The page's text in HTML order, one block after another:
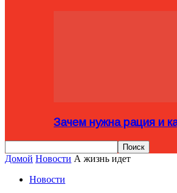
Зачем нужна рация и
Домой Новости А жизнь идет
Новости